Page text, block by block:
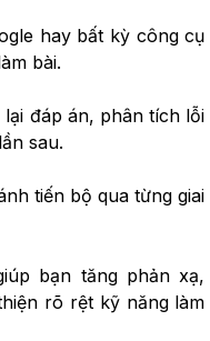
hay bất kỳ công cụ
bài.
đáp án, phân tích lỗi
sau.
tiến bộ qua từng giai
bạn tăng phản xạ,
rõ rệt kỹ năng làm